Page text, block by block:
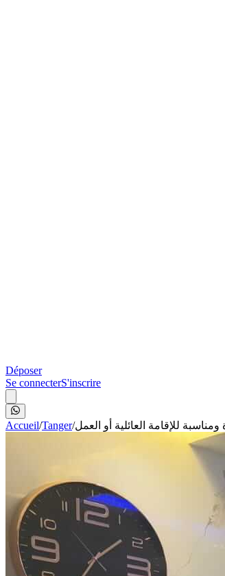
Déposer
Se connecterS'inscrire
Accueil/Tanger/للإقامة العائلية أو العمل